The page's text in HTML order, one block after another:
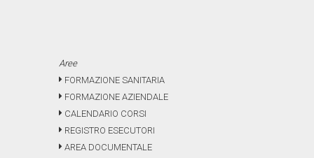
Aree
FORMAZIONE SANITARIA
FORMAZIONE AZIENDALE
CALENDARIO CORSI
REGISTRO ESECUTORI
AREA DOCUMENTALE